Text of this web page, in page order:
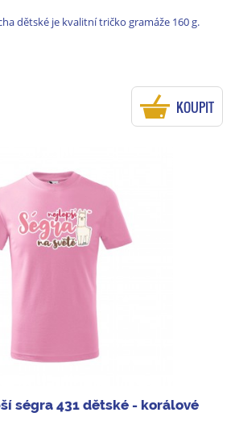
dětské je kvalitní tričko gramáže 160 g.
KOUPIT
ségra 431 dětské - korálové